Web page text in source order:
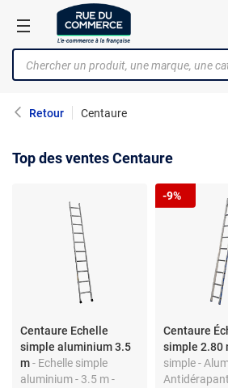
Retour Centaure
Top des ventes Centaure
Centaure Echelle
simple aluminium 3.5
m- Echelle simple
aluminium - 3.5 m -
Centaure
simple 2.80
simple -
-9%